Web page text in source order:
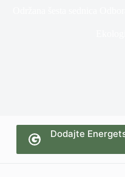
Dodajte